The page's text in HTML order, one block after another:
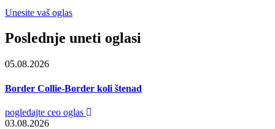
Unesite vaš oglas
Poslednje uneti oglasi
05.08.2026
Border Collie-Border koli štenad
pogledajte ceo oglas
03.08.2026